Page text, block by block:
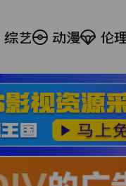
综艺 动漫 伦